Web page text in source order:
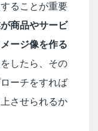
ることが重要
商品やサービ
ージ像を作る
したら、その
ーチをすれば
させられるか